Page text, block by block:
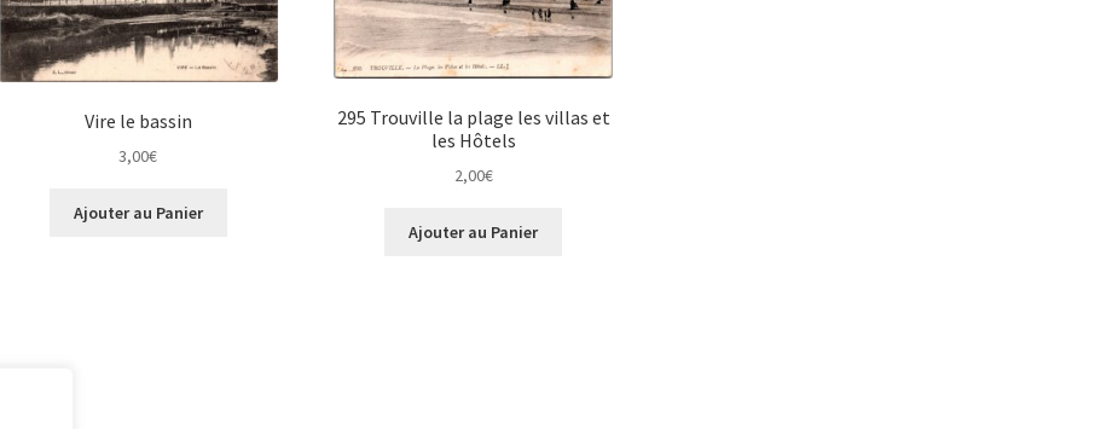
Vire le bassin
3,00€
Ajouter au Panier
295 Trouville la plage les villas et
les Hôtels
2,00€
Ajouter au Panier